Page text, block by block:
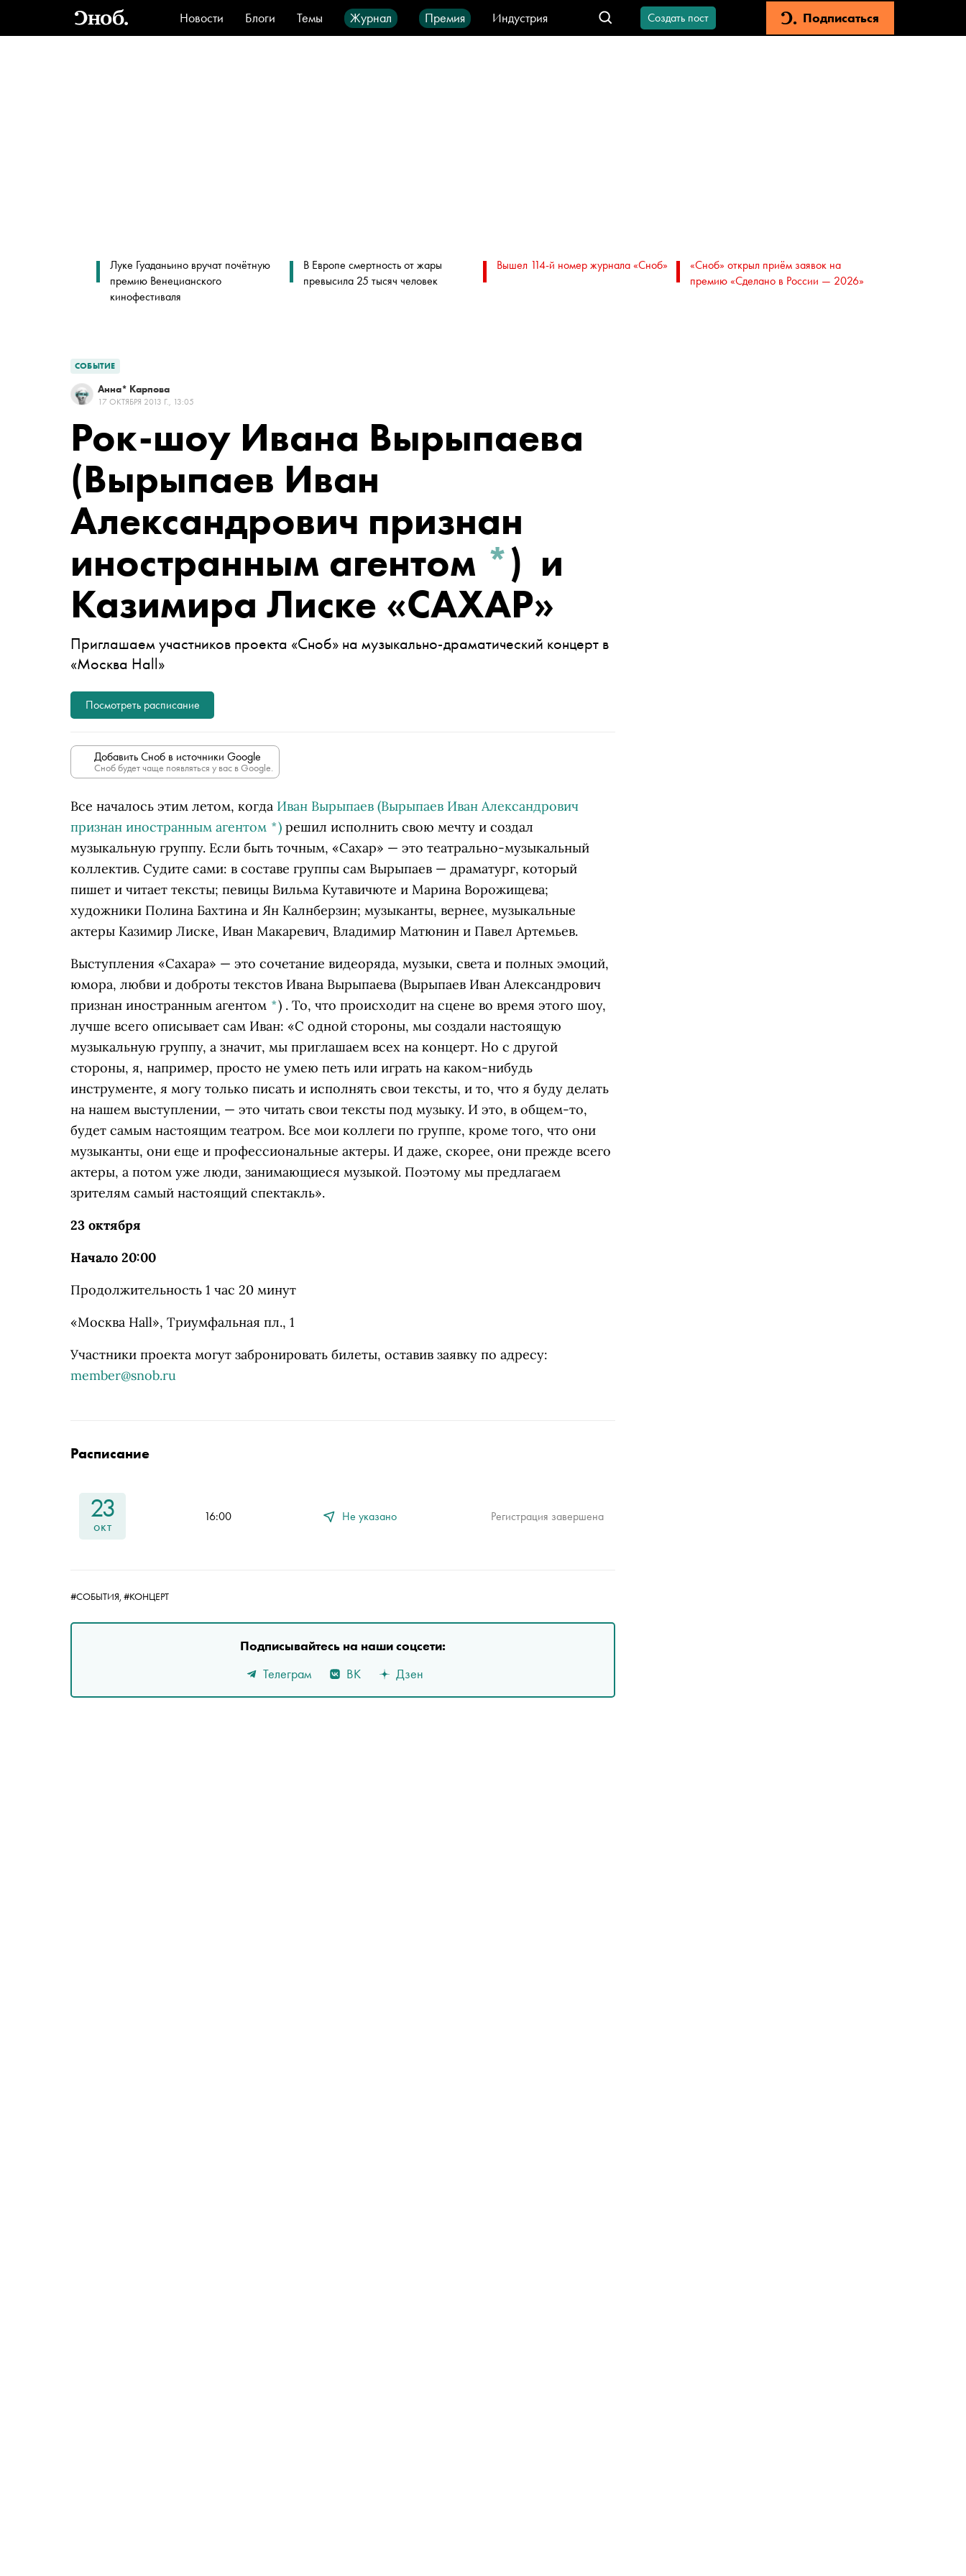
Новости Блоги Темы Журнал Премия
Индустрия
Стиль
Видео Город IT-продукты
Создать пост Подписаться
Луке Гуаданьино вручат почётную
премию Венецианского
кинофестиваля
В Европе смертность от жары
превысила 25 тысяч человек
Вышел 114-й номер журнала «Сноб»
«Сноб» открыл приём заявок на
премию «Сделано в России — 2026»
СОБЫТИЕ
Анна* Карпова
17 ОКТЯБРЯ 2013 Г., 13:05
Рок-шоу Ивана Вырыпаева
(Вырыпаев Иван
Александрович признан
иностранным агентом *) и
Казимира Лиске «САХАР»
Приглашаем участников проекта «Сноб» на музыкально-драматический концерт в
«Москва Hall»
Посмотреть расписание
Добавить Сноб в источники Google
Сноб будет чаще появляться у вас в Google.
Все началось этим летом, когда Иван Вырыпаев (Вырыпаев Иван Александрович
признан иностранным агентом *) решил исполнить свою мечту и создал
музыкальную группу. Если быть точным, «Сахар» — это театрально-музыкальный
коллектив. Судите сами: в составе группы сам Вырыпаев — драматург, который
пишет и читает тексты; певицы Вильма Кутавичюте и Марина Ворожищева;
художники Полина Бахтина и Ян Калнберзин; музыканты, вернее, музыкальные
актеры Казимир Лиске, Иван Макаревич, Владимир Матюнин и Павел Артемьев.
Выступления «Сахара» — это сочетание видеоряда, музыки, света и полных эмоций,
юмора, любви и доброты текстов Ивана Вырыпаева (Вырыпаев Иван Александрович
признан иностранным агентом *) . То, что происходит на сцене во время этого шоу,
лучше всего описывает сам Иван: «С одной стороны, мы создали настоящую
музыкальную группу, а значит, мы приглашаем всех на концерт. Но с другой
стороны, я, например, просто не умею петь или играть на каком-нибудь
инструменте, я могу только писать и исполнять свои тексты, и то, что я буду делать
на нашем выступлении, — это читать свои тексты под музыку. И это, в общем-то,
будет самым настоящим театром. Все мои коллеги по группе, кроме того, что они
музыканты, они еще и профессиональные актеры. И даже, скорее, они прежде всего
актеры, а потом уже люди, занимающиеся музыкой. Поэтому мы предлагаем
зрителям самый настоящий спектакль».
23 октября
Начало 20:00
Продолжительность 1 час 20 минут
«Москва Hall», Триумфальная пл., 1
Участники проекта могут забронировать билеты, оставив заявку по адресу:
member@snob.ru
Расписание
23
окт
16:00 Не указано Регистрация завершена
#СОБЫТИЯ, #КОНЦЕРТ
Подписывайтесь на наши соцсети:
Телеграм
ВК Дзен